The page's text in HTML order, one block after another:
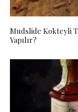
Mudslide Kokteyli
Yapılır?